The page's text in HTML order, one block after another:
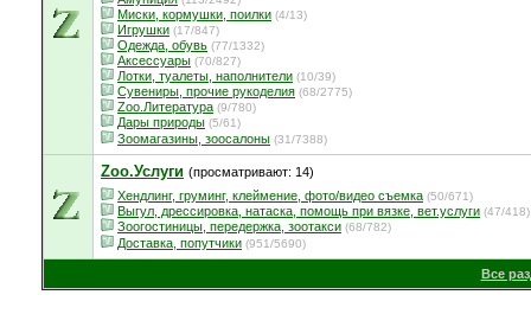
Миски, кормушки, поилки (4/13)
Игрушки (17/847)
Одежда, обувь (77/1332)
Аксессуары (70/827)
Лотки, туалеты, наполнители (10/39)
Сувениры, прочие рукоделия (68/2775)
Zoo.Литература (9/780)
Дары природы (5/61)
Зоомагазины, зоосалоны (31/7388)
Zoo.Услуги (просматривают: 14)
Хендлинг, груминг, клеймение, фото/видео съемка (50/671)
Выгул, дрессировка, натаска, помощь при вязке, вет.услуги (47/418)
Зоогостиницы, передержка, зоотакси (68/782)
Доставка, попутчики (951/5690)
Все